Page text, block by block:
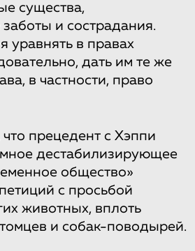
существа,
и сострадания.
уравнять в правах
дать им те же
в частности, право
прецедент с Хэппи
дестабилизирующее
общество»
с просьбой
животных, вплоть
и собак-поводырей.